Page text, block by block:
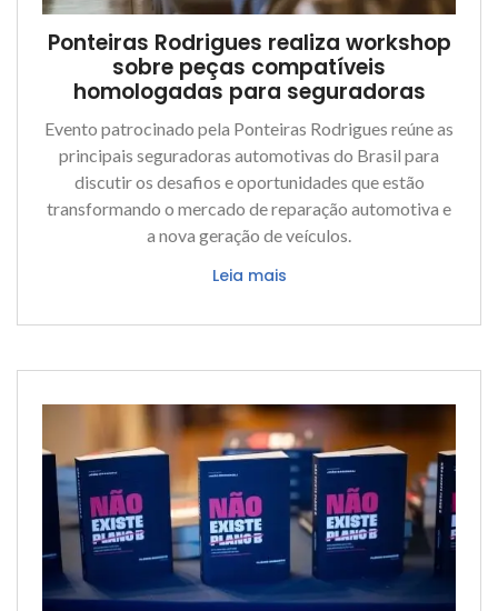
Ponteiras Rodrigues realiza workshop
sobre peças compatíveis
homologadas para seguradoras
Evento patrocinado pela Ponteiras Rodrigues reúne as
principais seguradoras automotivas do Brasil para
discutir os desafios e oportunidades que estão
transformando o mercado de reparação automotiva e
a nova geração de veículos.
Leia mais